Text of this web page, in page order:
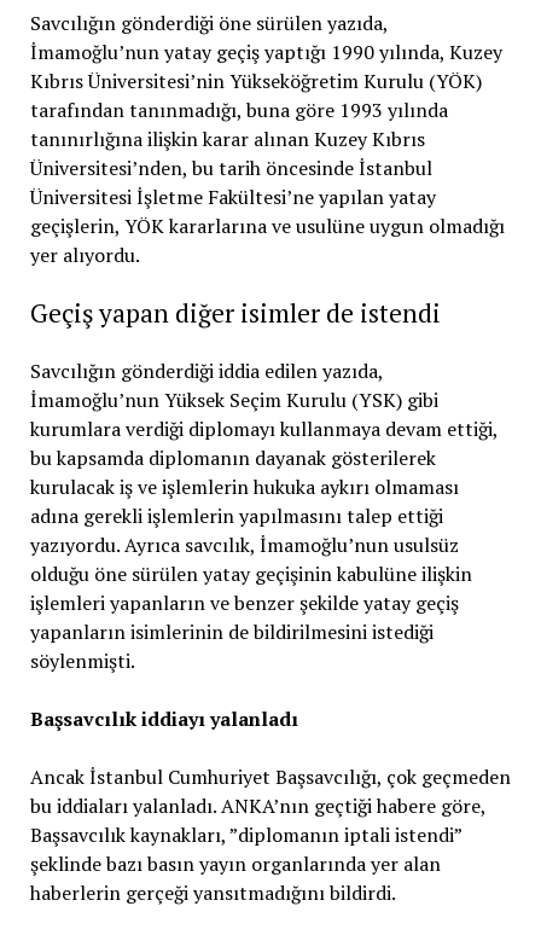
Savcılığın gönderdiği öne sürülen yazıda,
İmamoğlu’nun yatay geçiş yaptığı 1990 yılında, Kuzey
Kıbrıs Üniversitesi’nin Yükseköğretim Kurulu (YÖK)
tarafından tanınmadığı, buna göre 1993 yılında
tanınırlığına ilişkin karar alınan Kuzey Kıbrıs
Üniversitesi’nden, bu tarih öncesinde İstanbul
Üniversitesi İşletme Fakültesi’ne yapılan yatay
geçişlerin, YÖK kararlarına ve usulüne uygun olmadığı
yer alıyordu.
Geçiş yapan diğer isimler de istendi
Savcılığın gönderdiği iddia edilen yazıda,
İmamoğlu’nun Yüksek Seçim Kurulu (YSK) gibi
kurumlara verdiği diplomayı kullanmaya devam ettiği,
bu kapsamda diplomanın dayanak gösterilerek
kurulacak iş ve işlemlerin hukuka aykırı olmaması
adına gerekli işlemlerin yapılmasını talep ettiği
yazıyordu. Ayrıca savcılık, İmamoğlu’nun usulsüz
olduğu öne sürülen yatay geçişinin kabulüne ilişkin
işlemleri yapanların ve benzer şekilde yatay geçiş
yapanların isimlerinin de bildirilmesini istediği
söylenmişti.
Başsavcılık iddiayı yalanladı
Ancak İstanbul Cumhuriyet Başsavcılığı, çok geçmeden
bu iddiaları yalanladı. ANKA’nın geçtiği habere göre,
Başsavcılık kaynakları, ”diplomanın iptali istendi”
şeklinde bazı basın yayın organlarında yer alan
haberlerin gerçeği yansıtmadığını bildirdi.